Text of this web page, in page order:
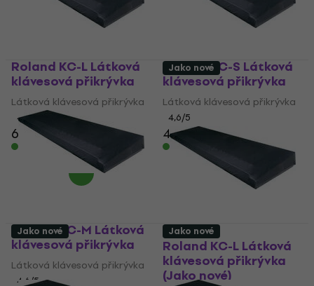
Roland KC-L Látková
klávesová přikrývka
Látková klávesová přikrývka
4,6/5
654 Kč
Skladem
Roland KC-S Látková
klávesová přikrývka
Látková klávesová přikrývka
4,6/5
432 Kč
Skladem
Roland KC-M Látková
klávesová přikrývka
Látková klávesová přikrývka
4,6/5
Jako nové
Roland KC-L Látková
klávesová přikrývka
(Jako nové)
Jako nové Jako nové